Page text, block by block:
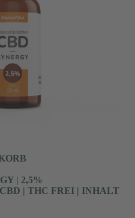
| 2,5%
| THC FREI | INHALT